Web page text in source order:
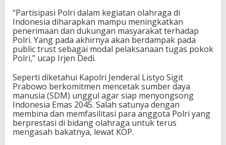
“Partisipasi Polri dalam kegiatan olahraga di
Indonesia diharapkan mampu meningkatkan
penerimaan dan dukungan masyarakat terhadap
Polri. Yang pada akhirnya akan berdampak pada
public trust sebagai modal pelaksanaan tugas pokok
Polri,” ucap Irjen Dedi.
Seperti diketahui Kapolri Jenderal Listyo Sigit
Prabowo berkomitmen mencetak sumber daya
manusia (SDM) unggul agar siap menyongsong
Indonesia Emas 2045. Salah satunya dengan
membina dan memfasilitasi para anggota Polri yang
berprestasi di bidang olahraga untuk terus
mengasah bakatnya, lewat KOP.